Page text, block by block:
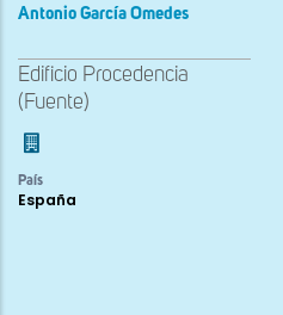
Antonio García Omedes
Edificio Procedencia
(Fuente)
País
España